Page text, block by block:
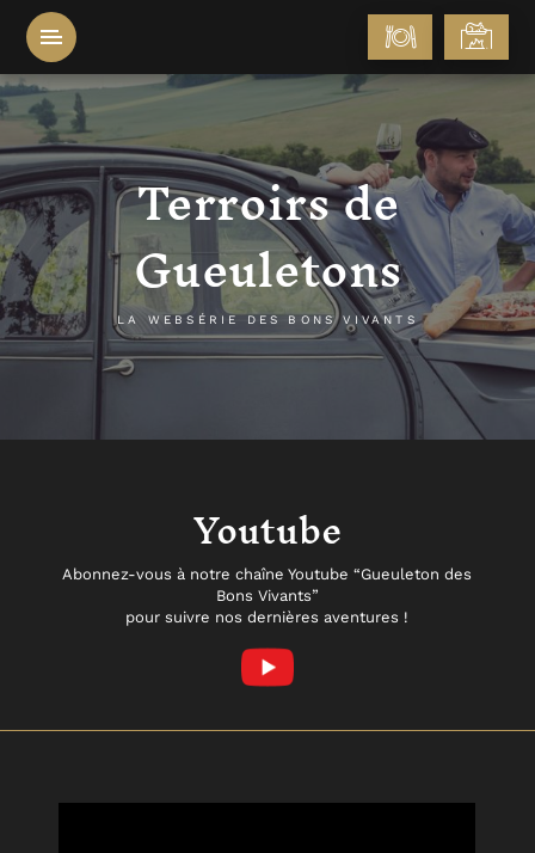
Terroirs de
Gueuletons
LA WEBSÉRIE DES BONS VIVANTS
Youtube
Abonnez-vous à notre chaîne Youtube “Gueuleton des
Bons Vivants”
pour suivre nos dernières aventures !